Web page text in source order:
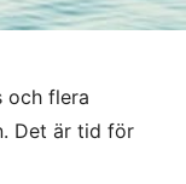
och flera
Det är tid för